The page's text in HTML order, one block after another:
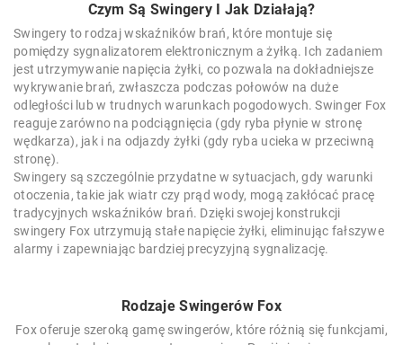
Czym Są Swingery I Jak Działają?
Swingery to rodzaj wskaźników brań, które montuje się
pomiędzy sygnalizatorem elektronicznym a żyłką. Ich zadaniem
jest utrzymywanie napięcia żyłki, co pozwala na dokładniejsze
wykrywanie brań, zwłaszcza podczas połowów na duże
odległości lub w trudnych warunkach pogodowych. Swinger Fox
reaguje zarówno na podciągnięcia (gdy ryba płynie w stronę
wędkarza), jak i na odjazdy żyłki (gdy ryba ucieka w przeciwną
stronę).
Swingery są szczególnie przydatne w sytuacjach, gdy warunki
otoczenia, takie jak wiatr czy prąd wody, mogą zakłócać pracę
tradycyjnych wskaźników brań. Dzięki swojej konstrukcji
swingery Fox utrzymują stałe napięcie żyłki, eliminując fałszywe
alarmy i zapewniając bardziej precyzyjną sygnalizację.
Rodzaje Swingerów Fox
Fox oferuje szeroką gamę swingerów, które różnią się funkcjami,